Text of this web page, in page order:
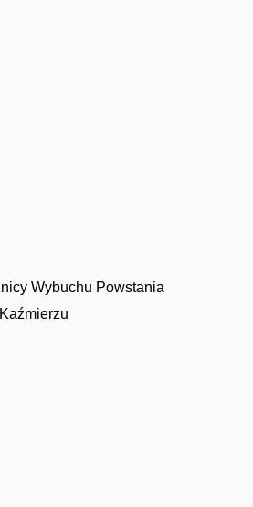
Wybuchu Powstania